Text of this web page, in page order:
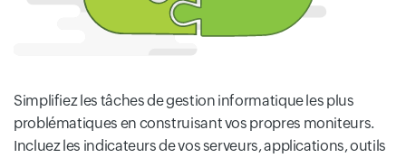
Simplifiez les tâches de gestion informatique les plus
problématiques en construisant vos propres moniteurs.
Incluez les indicateurs de vos serveurs, applications, outils